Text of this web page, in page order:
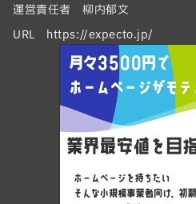
運営責任者 柳内郁文
URL https://expecto.jp/